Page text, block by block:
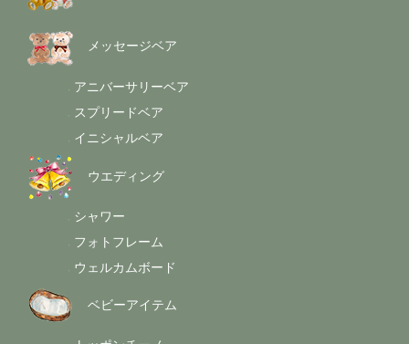
メッセージベア
- アニバーサリーベア
- スプリードベア
- イニシャルベア
ウエディング
- シャワー
- フォトフレーム
- ウェルカムボード
ベビーアイテム